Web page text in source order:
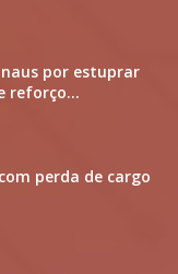
por estuprar
reforço...
perda de cargo